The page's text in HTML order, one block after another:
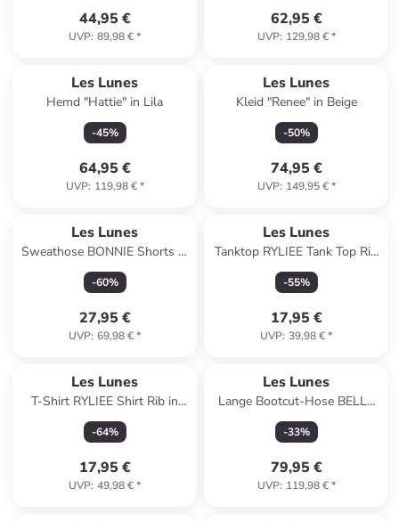
44,95 €
UVP: 89,98 €*
62,95 €
UVP: 129,98 €*
Les Lunes
Hemd "Hattie" in Lila
-45%
64,95 €
UVP: 119,98 €*
Les Lunes
Kleid "Renee" in Beige
-50%
74,95 €
UVP: 149,95 €*
Les Lunes
Sweathose BONNIE Shorts in
moonbeam
-60%
27,95 €
UVP: 69,98 €*
Les Lunes
Tanktop RYLIEE Tank Top Rib
in Slate rose
-55%
17,95 €
UVP: 39,98 €*
Les Lunes
T-Shirt RYLIEE Shirt Rib in
weiß
-64%
17,95 €
UVP: 49,98 €*
Les Lunes
Lange Bootcut-Hose BELLE
Warm Flared Leggings
Thermo in schwarz
-33%
79,95 €
UVP: 119,98 €*